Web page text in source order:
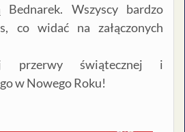
Bednarek. Wszyscy bardzo
co widać na załączonych
przerwy świątecznej i
w Nowego Roku!